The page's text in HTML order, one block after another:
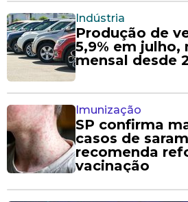
Indústria
Produção de
5,9% em
mensal desde
Imunização
SP confirma
casos de
recomenda
vacinação